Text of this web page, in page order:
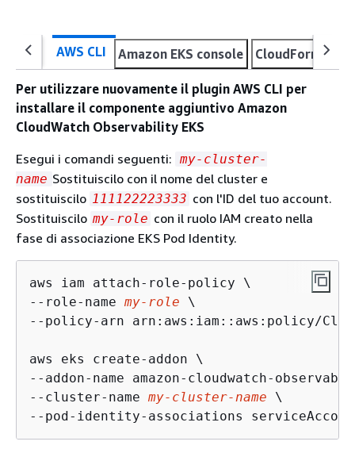
AWS CLI Amazon EKS console CloudFormation
Per utilizzare nuovamente il plugin AWS CLI per
installare il componente aggiuntivo Amazon
CloudWatch Observability EKS
Esegui i comandi seguenti: my-cluster-
name Sostituiscilo con il nome del cluster e
sostituiscilo 111122223333 con l'ID del tuo account.
Sostituiscilo my-role con il ruolo IAM creato nella
fase di associazione EKS Pod Identity.
aws iam attach-role-policy \
--role-name my-role \
--policy-arn arn:aws:iam::aws:policy/
aws eks create-addon \
--addon-name amazon-cloudwatch-
--cluster-name my-cluster-name \
--pod-identity-associations